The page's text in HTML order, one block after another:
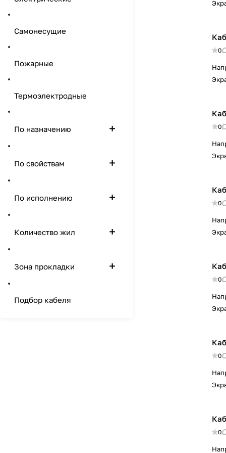
0
0
0
0
0
0
Самонесущие
Пожарные
Термоэлектродные
По назначению
По свойствам
По исполнению
Количество жил
Зона прокладки
Подбор кабеля